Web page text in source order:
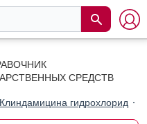
СРЕДСТВ
Клиндамицина гидрохлорид